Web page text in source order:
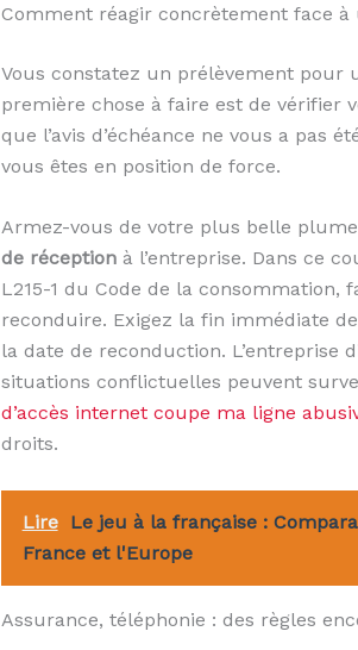
Comment réagir concrètement face
Vous constatez un prélèvement pour
première chose à faire est de vérifier
que l’avis d’échéance ne vous a pas
vous êtes en position de force.
Armez-vous de votre plus belle
de réceptionà l’entreprise. Dans ce
L215-1 du Code de la consommation,
reconduire. Exigez la fin immédiate
la date de reconduction. L’entreprise
situations conflictuelles peuvent
d’accès internet coupe ma ligne
droits.
Lire
Le jeu à la française :
France et l'Europe
Assurance, téléphonie : des règles